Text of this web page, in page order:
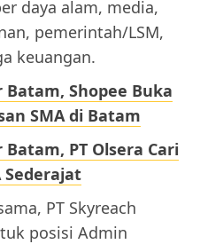
daya alam, media,
pemerintah/LSM,
keuangan.
Shopee Buka
SMA di Batam
PT Olsera Cari
Sederajat
PT Skyreach
posisi Admin